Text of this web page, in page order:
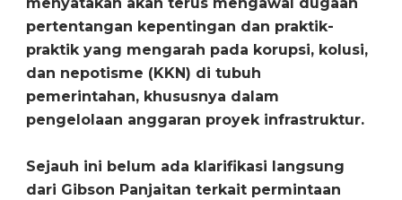
pertentangan kepentingan dan praktik-
praktik yang mengarah pada korupsi, kolusi,
dan nepotisme (KKN) di tubuh
pemerintahan, khususnya dalam
pengelolaan anggaran proyek infrastruktur.
Sejauh ini belum ada klarifikasi langsung
dari Gibson Panjaitan terkait permintaan